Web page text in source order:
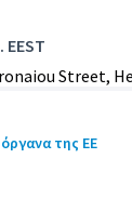
της ΕΕ